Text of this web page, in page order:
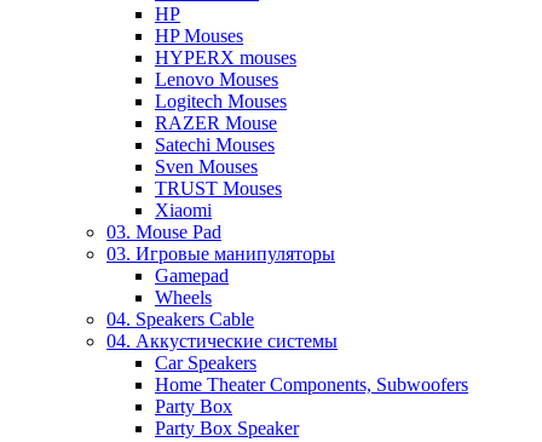
HP
HP Mouses
HYPERX mouses
Lenovo Mouses
Logitech Mouses
RAZER Mouse
Satechi Mouses
Sven Mouses
TRUST Mouses
Xiaomi
03. Mouse Pad
03. Игровые манипуляторы
Gamepad
Wheels
04. Speakers Cable
04. Аккустические системы
Car Speakers
Home Theater Components, Subwoofers
Party Box
Party Box Speaker